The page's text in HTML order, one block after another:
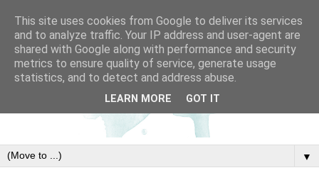
▼
This site uses cookies from Google to deliver its services
and to analyze traffic. Your IP address and user-agent are
shared with Google along with performance and security
metrics to ensure quality of service, generate usage
statistics, and to detect and address abuse.
LEARN MORE GOT IT